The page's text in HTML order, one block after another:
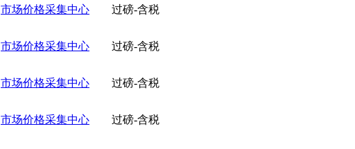
市场价格采集中心 过磅-含税
市场价格采集中心 过磅-含税
市场价格采集中心 过磅-含税
市场价格采集中心 过磅-含税